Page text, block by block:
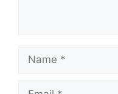
Name
Email